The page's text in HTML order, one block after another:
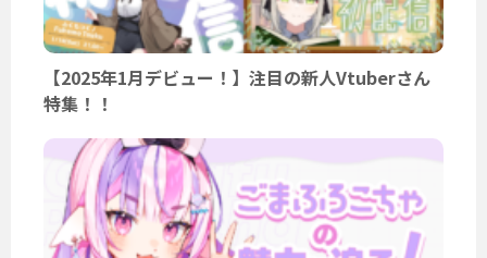
【2025年1月デビュー！】注目の新人Vtuberさん
特集！！